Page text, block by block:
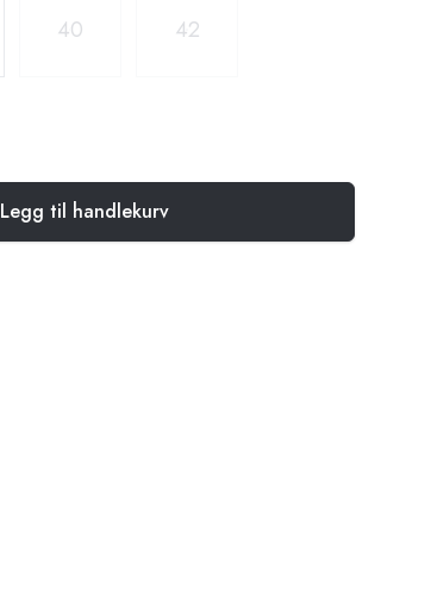
40 42
Legg til handlekurv